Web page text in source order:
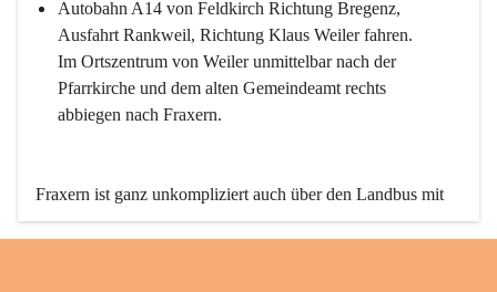
Autobahn A14 von Feldkirch Richtung Bregenz,
Ausfahrt Rankweil, Richtung Klaus Weiler fahren.
Im Ortszentrum von Weiler unmittelbar nach der
Pfarrkirche und dem alten Gemeindeamt rechts
abbiegen nach Fraxern.
Fraxern ist ganz unkompliziert auch über den Landbus mit
den öffentlichen Verkehrsmitteln zu erreichen. Die Linie